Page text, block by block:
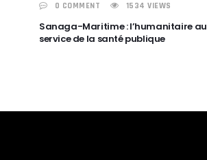
0 COMMENT 1534 VIEWS
Sanaga-Maritime : l’humanitaire au
service de la santé publique